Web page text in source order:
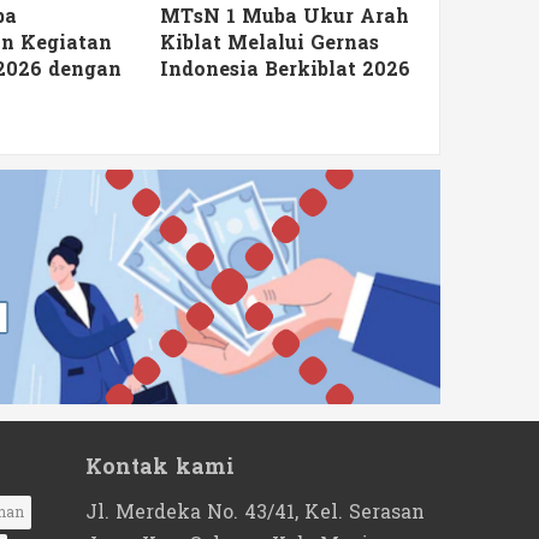
Kegiatan
dengan
MTsN 1 Muba Ukur Arah
Kiblat Melalui Gernas
Indonesia Berkiblat 2026
Kontak kami
Jl. Merdeka No. 43/41, Kel. Serasan